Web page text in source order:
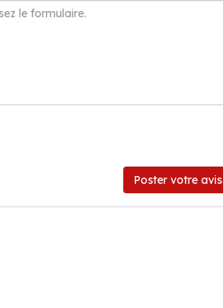
Poster votre avis